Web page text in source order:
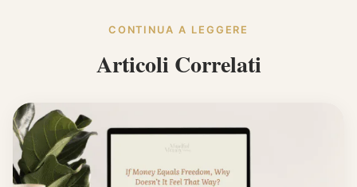
CONTINUA A LEGGERE
Articoli Correlati